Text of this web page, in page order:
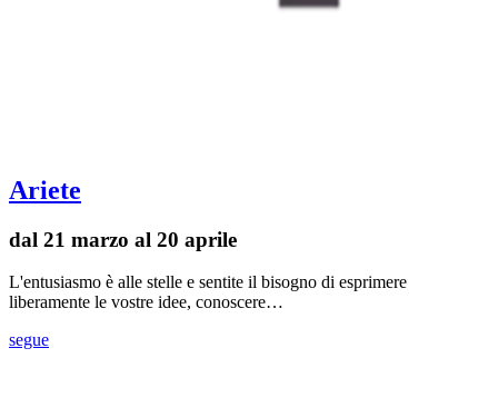
Ariete
dal 21 marzo al 20 aprile
L'entusiasmo è alle stelle e sentite il bisogno di esprimere
liberamente le vostre idee, conoscere…
segue